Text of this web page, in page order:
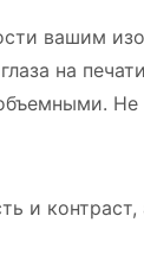
вашим
на
Не
и